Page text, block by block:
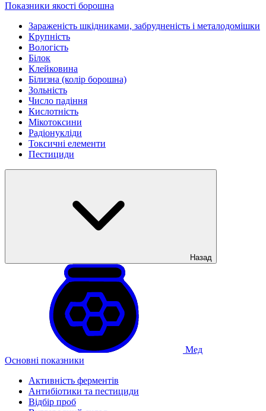
Показники якості борошна
Зараженість шкідниками, забрудненість і металодомішки
Крупність
Вологість
Білок
Клейковина
Білизна (колір борошна)
Зольність
Число падіння
Кислотність
Мікотоксини
Радіонукліди
Токсичні елементи
Пестициди
Назад
Мед
Основні показники
Активність ферментів
Антибіотики та пестициди
Відбір проб